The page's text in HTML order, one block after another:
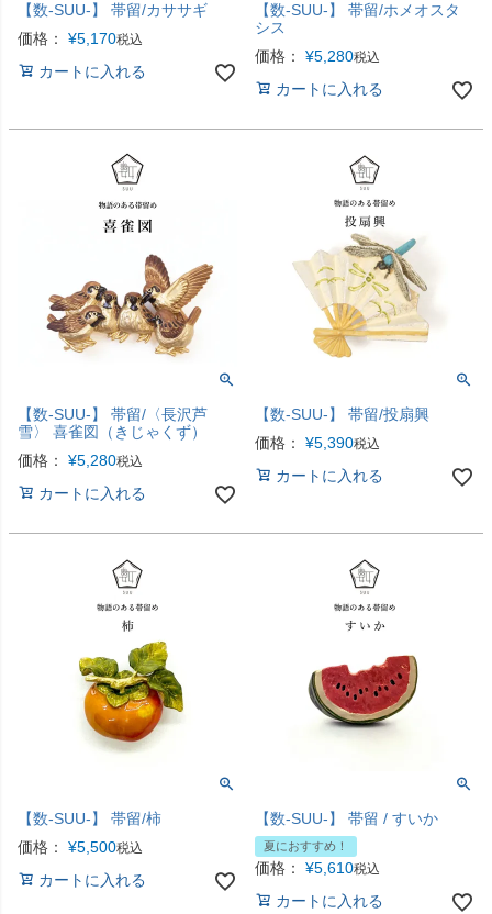
【数-SUU-】 帯留/カササギ
価格：
¥5,170税込
カートに入れる
【数-SUU-】 帯留/ホメオスタ
シス
価格：
¥5,280税込
カートに入れる
【数-SUU-】 帯留/〈長沢芦
雪〉 喜雀図（きじゃくず）
価格：
¥5,280税込
カートに入れる
【数-SUU-】 帯留/投扇興
価格：
¥5,390税込
カートに入れる
【数-SUU-】 帯留/柿
価格：
¥5,500税込
カートに入れる
【数-SUU-】 帯留 / すいか
夏におすすめ！
価格： ¥5,610税込
カートに入れる